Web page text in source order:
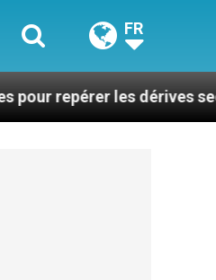
FR
dérives sectaires du